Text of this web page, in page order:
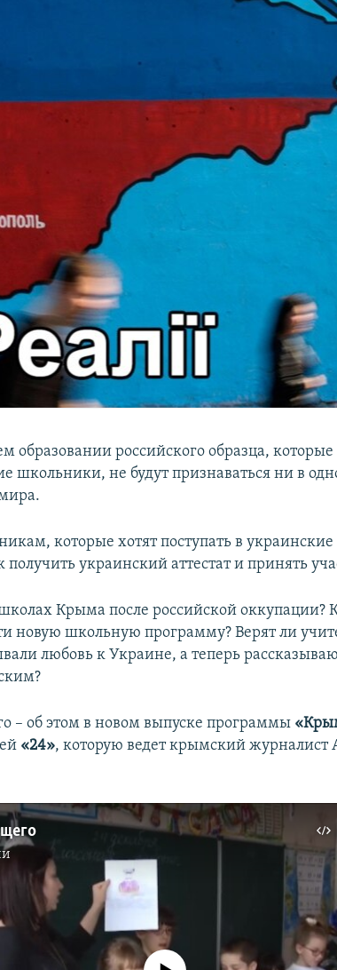
образовании российского образца, которые
школьники, не будут признаваться ни в
которые хотят поступать в
получить украинский аттестат и принять
Крыма после российской оккупации?
новую школьную программу? Верят ли
любовь к Украине, а теперь
– об этом в новом выпуске программы
«24», которую ведет крымский журналист
No media source currently available